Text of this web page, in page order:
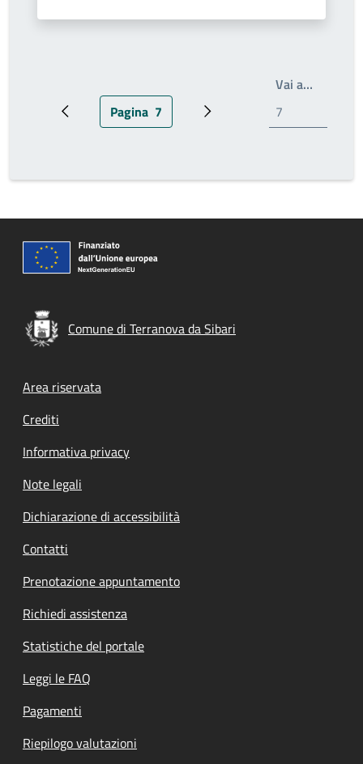
Pagina precedentePagina attuale
Pagina 7 Pagina successiva
Vai a…
Comune di Terranova da Sibari
Footer menu
Area riservata
Crediti
Informativa privacy
Note legali
Dichiarazione di accessibilità
Contatti
Prenotazione appuntamento
Richiedi assistenza
Statistiche del portale
Leggi le FAQ
Pagamenti
Riepilogo valutazioni